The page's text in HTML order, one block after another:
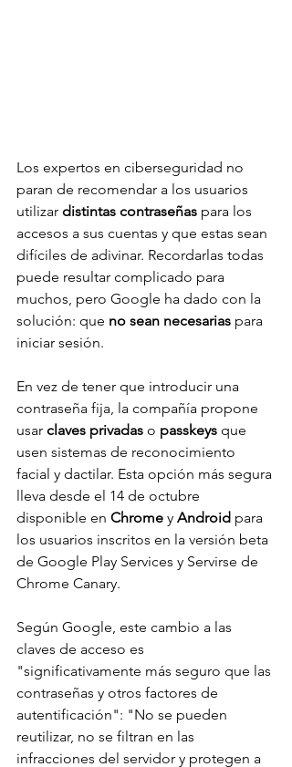
Los expertos en ciberseguridad no
paran de recomendar a los usuarios
utilizar distintas contraseñas para los
accesos a sus cuentas y que estas sean
difíciles de adivinar. Recordarlas todas
puede resultar complicado para
muchos, pero Google ha dado con la
solución: que no sean necesarias para
iniciar sesión.
En vez de tener que introducir una
contraseña fija, la compañía propone
usar claves privadas o passkeys que
usen sistemas de reconocimiento
facial y dactilar. Esta opción más segura
lleva desde el 14 de octubre
disponible en Chrome y Android para
los usuarios inscritos en la versión beta
de Google Play Services y Servirse de
Chrome Canary.
Según Google, este cambio a las
claves de acceso es
"significativamente más seguro que las
contraseñas y otros factores de
autentificación": "No se pueden
reutilizar, no se filtran en las
infracciones del servidor y protegen a